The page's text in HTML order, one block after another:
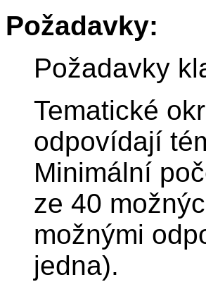
Požadavky:
Požadavky
Tematické
odpovídají
Minimální
ze 40
možnými
jedna).